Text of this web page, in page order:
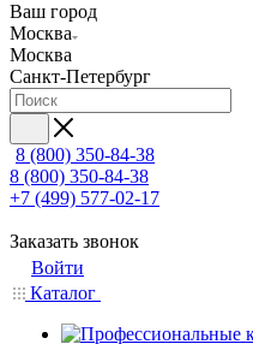
Ваш город
Москва
Москва
Санкт-Петербург
8 (800) 350-84-38
8 (800) 350-84-38
+7 (499) 577-02-17
Заказать звонок
Войти
Каталог